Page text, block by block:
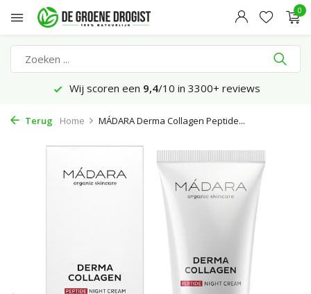
0
Wij scoren een 9,4/10 in 3300+ reviews
Terug Home MÁDARA Derma Collagen Peptide...